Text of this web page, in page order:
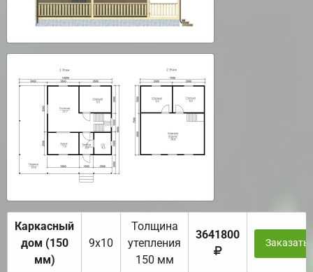
Каркасный
дом (150
мм)
9х10
Толщина
утепления
150 мм
3641800
Заказать